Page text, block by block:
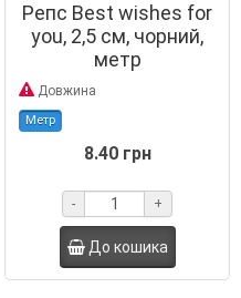
Репс Best wishes for
you, 2,5 см, чорний,
метр
Довжина
Метр
8.40 грн
- +
До кошика